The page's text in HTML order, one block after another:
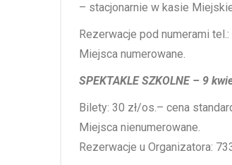
– stacjonarnie w kasie
Rezerwacje pod numerami
Miejsca numerowane.
SPEKTAKLE SZKOLNE – 9
Bilety: 30 zł/os.– cena
Miejsca nienumerowane.
Rezerwacje u Organizatora: